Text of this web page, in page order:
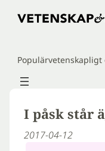
Hoppa
I påsk står
2017-04-12